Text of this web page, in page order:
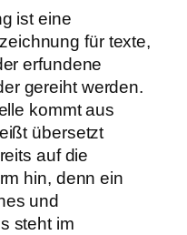
ist eine
für texte,
erfundene
gereiht werden.
kommt aus
übersetzt
auf die
hin, denn ein
und
steht im